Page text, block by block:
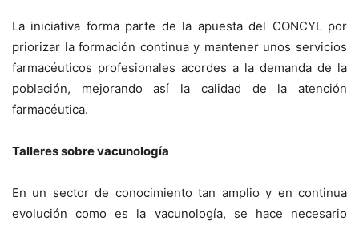
La iniciativa forma parte de la apuesta del CONCYL por
priorizar la formación continua y mantener unos servicios
farmacéuticos profesionales acordes a la demanda de la
población, mejorando así la calidad de la atención
farmacéutica.
Talleres sobre vacunología
En un sector de conocimiento tan amplio y en continua
evolución como es la vacunología, se hace necesario